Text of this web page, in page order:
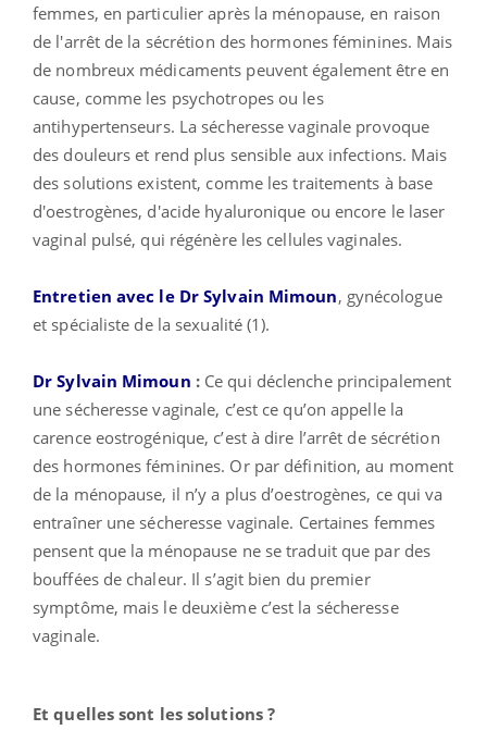
femmes, en particulier après la ménopause, en raison
de l'arrêt de la sécrétion des hormones féminines. Mais
de nombreux médicaments peuvent également être en
cause, comme les psychotropes ou les
antihypertenseurs. La sécheresse vaginale provoque
des douleurs et rend plus sensible aux infections. Mais
des solutions existent, comme les traitements à base
d'oestrogènes, d'acide hyaluronique ou encore le laser
vaginal pulsé, qui régénère les cellules vaginales.
Entretien avec le Dr Sylvain Mimoun, gynécologue
et spécialiste de la sexualité (1).
Dr Sylvain Mimoun : Ce qui déclenche principalement
une sécheresse vaginale, c’est ce qu’on appelle la
carence eostrogénique, c’est à dire l’arrêt de sécrétion
des hormones féminines. Or par définition, au moment
de la ménopause, il n’y a plus d’oestrogènes, ce qui va
entraîner une sécheresse vaginale. Certaines femmes
pensent que la ménopause ne se traduit que par des
bouffées de chaleur. Il s’agit bien du premier
symptôme, mais le deuxième c’est la sécheresse
vaginale.
Et quelles sont les solutions ?